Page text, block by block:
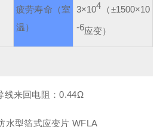
疲劳寿命 （室
温）
3×104（±1500×10
-6应变）
线来回电阻：0.44Ω